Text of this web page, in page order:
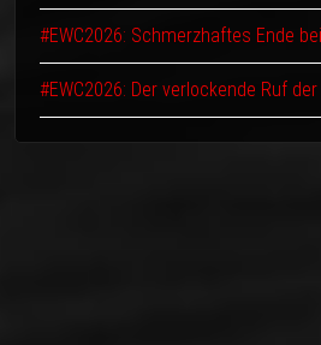
#EWC2026: Schmerzhaftes Ende
#EWC2026: Der verlockende Ruf